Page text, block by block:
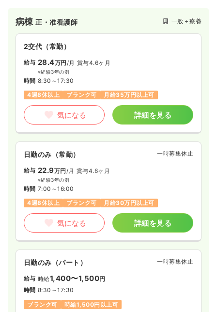
気になる 詳細を見る
病棟正・准看護師 一般＋療養
2交代（常勤）
給与 28.4万円 /月 賞与4.6ヶ月
※経験3年の例
時間 8:30～17:30
4週8休以上
ブランク可 月給35万円以上可
気になる 詳細を見る
日勤のみ（常勤） 一時募集休止
給与 22.9万円/月 賞与4.6ヶ月
※経験3年の例
時間 7:00～16:00
4週8休以上
ブランク可 月給30万円以上可
気になる 詳細を見る
日勤のみ（パート） 一時募集休止
給与 時給1,400〜1,500円
時間 8:30～17:30
ブランク可
時給1,500円以上可